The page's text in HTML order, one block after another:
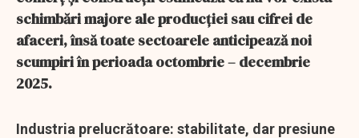
schimbări majore ale producției sau cifrei de
afaceri, însă toate sectoarele anticipează noi
scumpiri în perioada octombrie – decembrie
2025.
Industria prelucrătoare: stabilitate, dar presiune